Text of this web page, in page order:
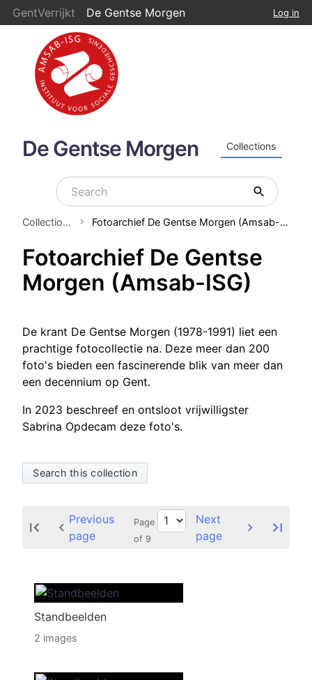
GentVerrijkt De Gentse Morgen Log in
De Gentse Morgen Collections
Collections Fotoarchief De Gentse Morgen (Amsab-ISG)
Fotoarchief De Gentse
Morgen (Amsab-ISG)
De krant De Gentse Morgen (1978-1991) liet een
prachtige fotocollectie na. Deze meer dan 200
foto's bieden een fascinerende blik van meer dan
een decennium op Gent.
In 2023 beschreef en ontsloot vrijwilligster
Sabrina Opdecam deze foto's.
Search this collection
Previous
page
Page
of 9
Next
page
Standbeelden
2 images